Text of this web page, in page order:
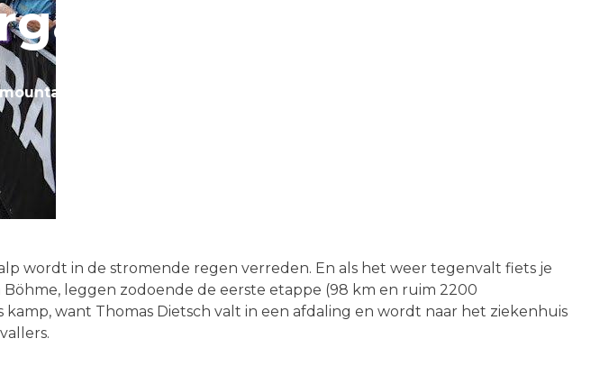
– Imst
mountainbiketeam.com
wordt in de stromende regen verreden. En als het weer tegenvalt fiets je
leggen zodoende de eerste etappe (98 km en ruim 2200
want Thomas Dietsch valt in een afdaling en wordt naar het ziekenhuis